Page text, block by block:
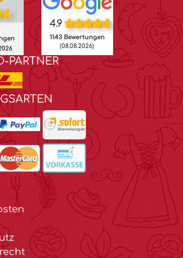
4.9
1143 Bewertungen
(08.08.2026)
PARTNER